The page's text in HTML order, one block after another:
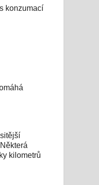
konzumací
kilometrů